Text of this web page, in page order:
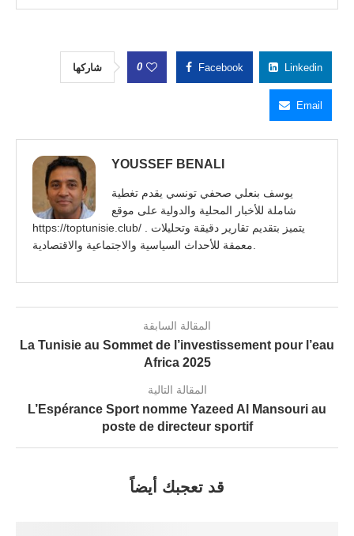
شاركها 0 Facebook Linkedin
Email
YOUSSEF BENALI
يوسف بنعلي صحفي تونسي يقدم تغطية
شاملة للأخبار المحلية والدولية على موقع
https://toptunisie.club/ . يتميز بتقديم تقارير دقيقة وتحليلات
المقالة السابقة
La Tunisie au Sommet de l’investissement pour l’eau
Africa 2025
المقالة التالية
L’Espérance Sport nomme Yazeed Al Mansouri au
poste de directeur sportif
قد تعجبك أيضاً